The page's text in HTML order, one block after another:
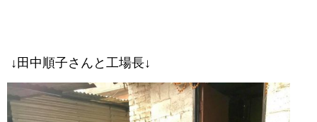
↓田中順子さんと工場長↓